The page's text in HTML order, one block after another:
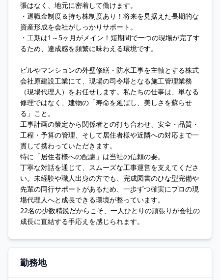
張はなく、地元に密着して働けます。
・退職金制度＆持ち株制度あり！将来を見据えた長期的な
資産形成を会社がしっかりサポート。
・工期は1～5ヶ月がメイン！短期間で一つの現場が完了す
るため、達成感を頻繁に味わえる環境です。
ビルやマンションの外壁修繕・防水工事を主軸とする株式
会社原建設工業にて、現場の司令塔となる施工管理業務
（現場代理人）をお任せします。私たちの仕事は、単なる
修理ではなく、建物の「寿命を延ばし、美しさを蘇らせ
る」こと。
工事計画の策定から関係者との打ち合わせ、安全・品質・
工程・予算の管理、そして居住者様や近隣への対応まで一
貫して携わっていただきます。
特に「居住者様への配慮」は当社の信頼の要。
丁寧な対話を通じて、スムーズな工事運営を支えてくださ
い。未経験や職人出身の方でも、完成図書のひな型完備や
先輩の同行サポートがあるため、一歩ずつ確実にプロの現
場代理人へと成長できる環境が整っています。
22名の少数精鋭だからこそ、一人ひとりの頑張りが会社の
成長に直結する手応えを感じられます。
勤務地